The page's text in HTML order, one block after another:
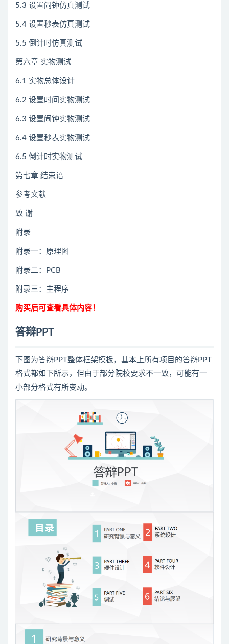
5.3 设置闹钟仿真测试
5.4 设置秒表仿真测试
5.5 倒计时仿真测试
第六章 实物测试
6.1 实物总体设计
6.2 设置时间实物测试
6.3 设置闹钟实物测试
6.4 设置秒表实物测试
6.5 倒计时实物测试
第七章 结束语
参考文献
致 谢
附录
附录一：原理图
附录二：PCB
附录三：主程序
购买后可查看具体内容！
答辩PPT
下图为答辩PPT整体框架模板，基本上所有项目的答辩PPT
格式都如下所示，但由于部分院校要求不一致，可能有一
小部分格式有所变动。